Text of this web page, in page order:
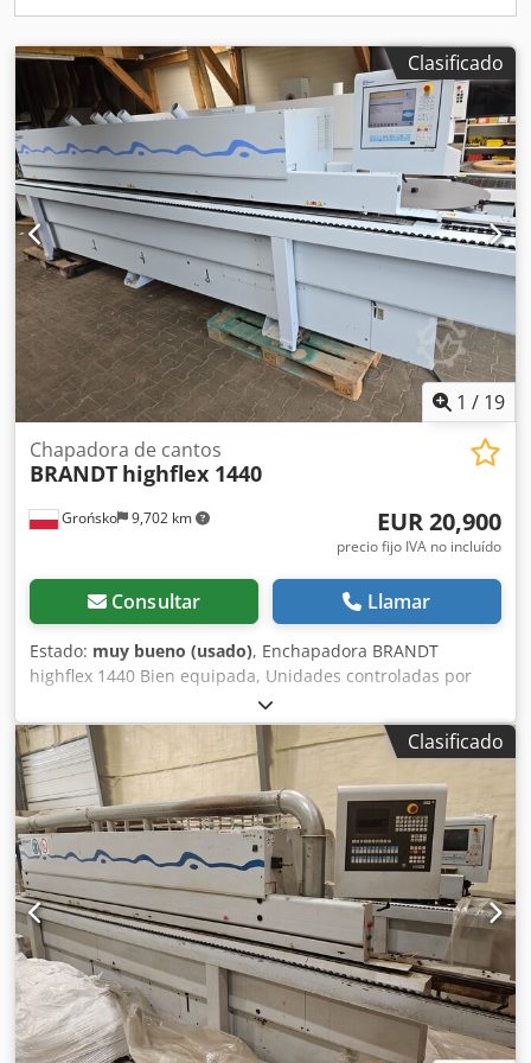
Clasificado
1 / 19
Grońsko 9,702 km
Chapadora de cantos
BRANDT highflex 1440
EUR 20,900
precio fijo IVA no incluído
Consultar Llamar
Estado: muy bueno (usado), Enchapadora BRANDT
highflex 1440 Bien equipada, Unidades controladas por
CNC desde el panel de control Fresas preliminares
Calentamiento de la placa Precalentador Aplicación de
adhesivo Mediante rodillo Guillotina preliminar neumática
Rodillos de presión Cuchillas de corte final Unidad de
fresado vertical 2 x Unidad de redondeo de esquinas R1-
R2 Cicladora de perfiles Dedpfjzrf T Rsx Aqrsck Cicladora
plana Líquidos Pulidora Altura máxima de la pieza: 60 mm
Grosor máximo del chapa en rollo: 3 mm Avance máximo:
14 m/min Estado ideal para una máquina usada
Clasificado